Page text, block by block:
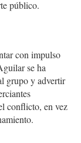
público.
con impulso
se ha
grupo y advertir
conflicto, en vez